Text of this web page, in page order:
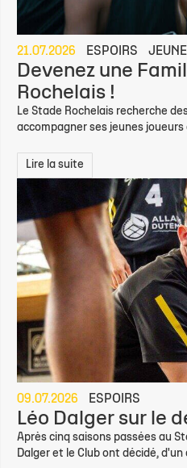
21.07.2026 ESPOIRS
Devenez une
Rochelais !
Le Stade Rochelais recherche
accompagner ses jeunes joueurs
Lire la suite
09.07.2026 ESPOIRS
Léo Dalger sur le
Après cinq saisons passées au
Dalger et le Club ont décidé,